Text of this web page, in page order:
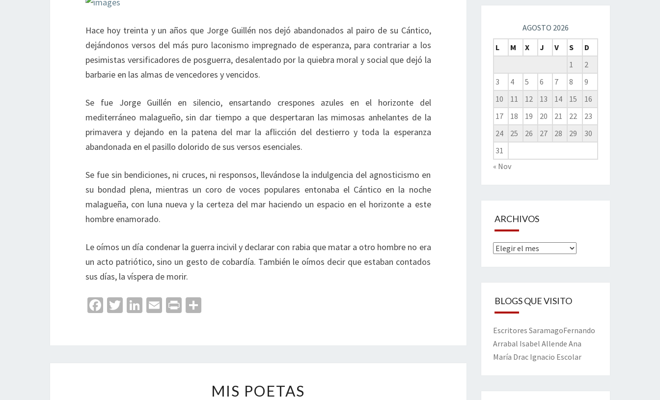
Hace hoy treinta y un años que Jorge Guillén nos dejó abandonados al pairo de su Cántico,
dejándonos versos del más puro laconismo impregnado de esperanza, para contrariar a los
pesimistas versificadores de posguerra, desalentado por la quiebra moral y social que dejó la
barbarie en las almas de vencedores y vencidos.
Se fue Jorge Guillén en silencio, ensartando crespones azules en el horizonte del
mediterráneo malagueño, sin dar tiempo a que despertaran las mimosas anhelantes de la
primavera y dejando en la patena del mar la aflicción del destierro y toda la esperanza
abandonada en el pasillo dolorido de sus versos esenciales.
Se fue sin bendiciones, ni cruces, ni responsos, llevándose la indulgencia del agnosticismo en
su bondad plena, mientras un coro de voces populares entonaba el Cántico en la noche
malagueña, con luna nueva y la certeza del mar haciendo un espacio en el horizonte a este
hombre enamorado.
Le oímos un día condenar la guerra incivil y declarar con rabia que matar a otro hombre no era
un acto patriótico, sino un gesto de cobardía. También le oímos decir que estaban contados
sus días, la víspera de morir.
Fa
o
T
Li
n
E
Pr
ar
tir
POETAS
MIS POETAS
AGOSTO 2026
L
M X J V S
D
1
2
3
4 5 6 7 8
9
10
11 12 13 14 15
16
17
18 19 20 21 22
23
24
25 26 27 28 29
30
31
« Nov
ARCHIVOS
Archivos
BLOGS QUE VISITO
Escritores SaramagoFernando
Arrabal Isabel Allende Ana
María Drac Ignacio Escolar